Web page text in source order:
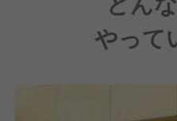
やって